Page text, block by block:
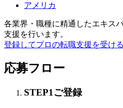
アメリカ
各業界・職種に精通したエキス
支援を行います。
登録してプロの転職支援を受ける
応募フロー
STEP1 ご登録